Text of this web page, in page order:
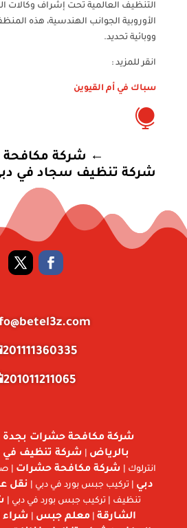
التنظيف العالمية تحت إشراف وكالات
الأوروبية الجوانب الهندسية، هذه
ووبائية تحديد.
انقر للمزيد :
سباك في أم القيوين

← شركة
شركة تنظيف سجاد في
201111360335📲
201011211065📲
شركة مكافحة حشرات بجدة
بالرياض
شركة تنظيف في
انترلوك |
شركة مكافحة حشرات |
دبي | تركيب جبس بورد في دبي | نقل
تنظيف | تركيب جبس بورد في دبي |
الشارقة |معلم جبس